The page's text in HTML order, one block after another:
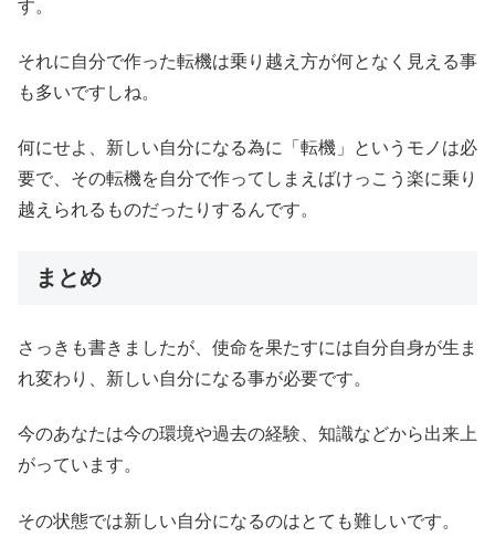
す。
それに自分で作った転機は乗り越え方が何となく見える事
も多いですしね。
何にせよ、新しい自分になる為に「転機」というモノは必
要で、その転機を自分で作ってしまえばけっこう楽に乗り
越えられるものだったりするんです。
まとめ
さっきも書きましたが、使命を果たすには自分自身が生ま
れ変わり、新しい自分になる事が必要です。
今のあなたは今の環境や過去の経験、知識などから出来上
がっています。
その状態では新しい自分になるのはとても難しいです。